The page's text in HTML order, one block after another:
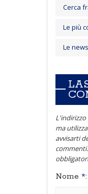
Cerca
Le più
Le
ma
avvisarti
Nome *: